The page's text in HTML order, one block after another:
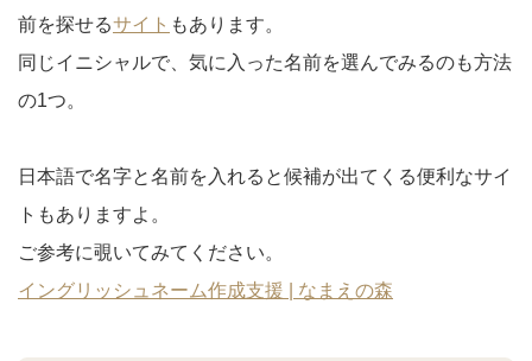
前を探せるサイト もあります。
同じイニシャルで、気に入った名前を選んでみるのも方法
の1つ。
日本語で名字と名前を入れると候補が出てくる便利なサイ
トもありますよ。
ご参考に覗いてみてください。
イングリッシュネーム作成支援 | なまえの森